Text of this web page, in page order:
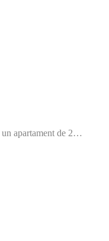
un apartament de 2…